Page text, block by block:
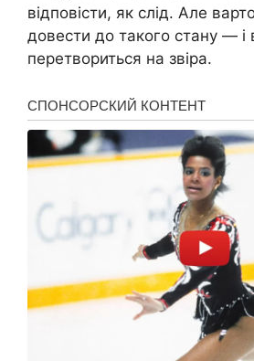
відповісти, як слід. Але
довести до такого стану — і
перетвориться на звіра.